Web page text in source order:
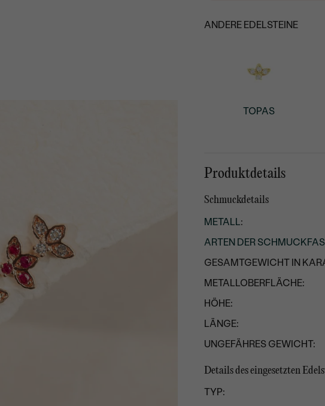
ANDERE EDELSTEINE
TOPAS
Produktdetails
Schmuckdetails
METALL:
ARTEN DER
GESAMTGEWICHT IN
METALLOBERFLÄCHE:
HÖHE:
LÄNGE:
UNGEFÄHRES GEWICHT:
Details des eingesetzten
TYP: